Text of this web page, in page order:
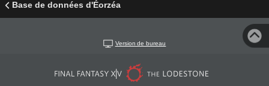
Base de données d'Éorzéa
Version de bureau